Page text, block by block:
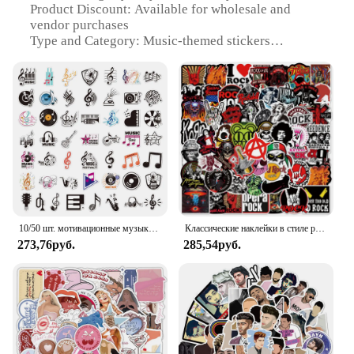
Product Discount: Available for wholesale and
vendor purchases
Type and Category: Music-themed stickers
graphics
Usage and Purpose: Decorative and functional for
personal or professional use
Typical Adaptive Scenario: Ideal for music
enthusiasts, educators, and businesses
Shape or Size or Weight or Quantity: Comes in a
variety of sizes and sets
Features:
|Wholesale|
**Versatile and Creative Decor**
Our Music Stickers are a versatile and creative way
to add a touch of musical flair to any space.
Whether you're looking to personalize your
workspace, add a splash of color to your classroom,
or jazz up your music studio, these stickers are
10/50 шт. мотивационные музыкальные наклейки, Вдохновляющие фразы «сделай сам», водонепроницаемый телефон, фотообои для автомобиля и велосипеда
273,76руб.
Классические наклейки в стиле рок-музыки с граффити, 10/50/100 шт., наклейки на гитарную ленту, украшения «сделай сам», для телефона, ноутбука, скейтборда, дорожного чемодана, шлема
285,54руб.